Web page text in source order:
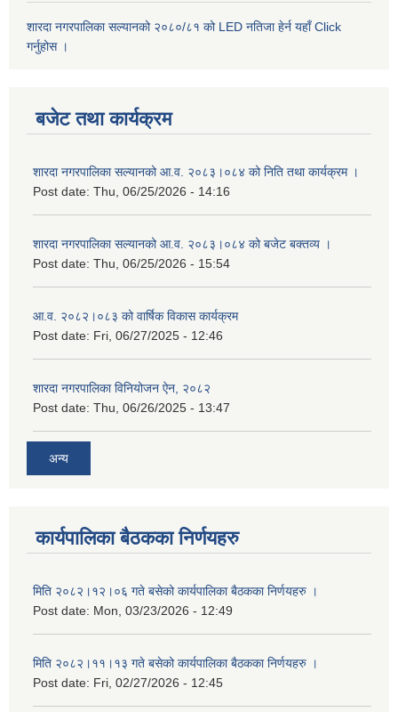
शारदा नगरपालिका सल्यानको २०८०/८१ को LED नतिजा हेर्न यहाँ Click
गर्नुहोस ।
बजेट तथा कार्यक्रम
शारदा नगरपालिका सल्यानको आ.व. २०८३।०८४ को निति तथा कार्यक्रम ।
Post date: Thu, 06/25/2026 - 14:16
शारदा नगरपालिका सल्यानको आ.व. २०८३।०८४ को बजेट बक्तव्य ।
Post date: Thu, 06/25/2026 - 15:54
आ.व. २०८२।०८३ को वार्षिक विकास कार्यक्रम
Post date: Fri, 06/27/2025 - 12:46
शारदा नगरपालिका विनियोजन ऐन, २०८२
Post date: Thu, 06/26/2025 - 13:47
अन्य
कार्यपालिका बैठकका निर्णयहरु
मिति २०८२।१२।०६ गते बसेको कार्यपालिका बैठकका निर्णयहरु ।
Post date: Mon, 03/23/2026 - 12:49
मिति २०८२।११।१३ गते बसेको कार्यपालिका बैठकका निर्णयहरु ।
Post date: Fri, 02/27/2026 - 12:45